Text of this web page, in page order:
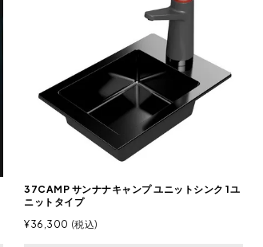
37CAMP サンナナキャンプ ユニットシンク 1ユ
ニットタイプ
¥36,300 税込